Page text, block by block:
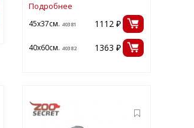
Подробнее
45х37см. 40381 1112 ₽
40х60см. 40382 1363 ₽